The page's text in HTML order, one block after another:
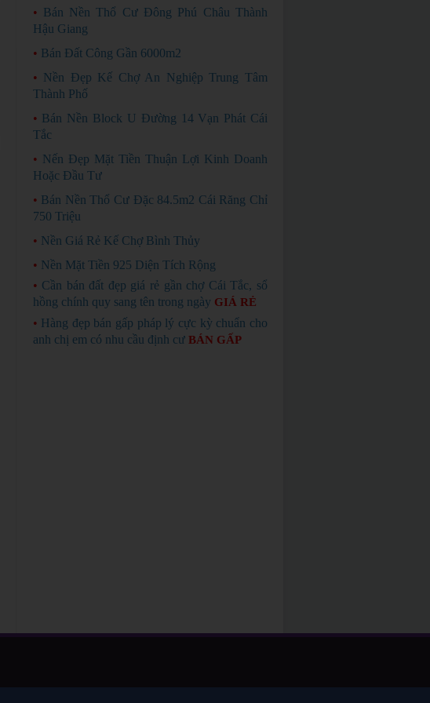
• Bán Nền Thổ Cư Đông Phú Châu Thành
Hậu Giang
• Bán Đất Công Gần 6000m2
• Nền Đẹp Kế Chợ An Nghiệp Trung Tâm
Thành Phố
• Bán Nền Block U Đường 14 Vạn Phát Cái
Tắc
• Nến Đẹp Mặt Tiền Thuận Lợi Kinh Doanh
Hoặc Đầu Tư
• Bán Nền Thổ Cư Đặc 84.5m2 Cái Răng Chỉ
750 Triệu
• Nền Giá Rẻ Kế Chợ Bình Thủy
• Nền Mặt Tiền 925 Diện Tích Rộng
• Cần bán đất đẹp giá rẻ gần chợ Cái Tắc, sổ
hồng chính quy sang tên trong ngày GIÁ RẺ
• Hàng đẹp bán gấp pháp lý cực kỳ chuẩn cho
anh chị em có nhu cầu định cư BÁN GẤP